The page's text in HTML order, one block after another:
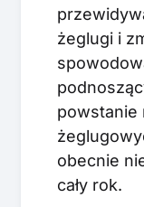
żeglugi i
powstanie
obecnie
cały rok.